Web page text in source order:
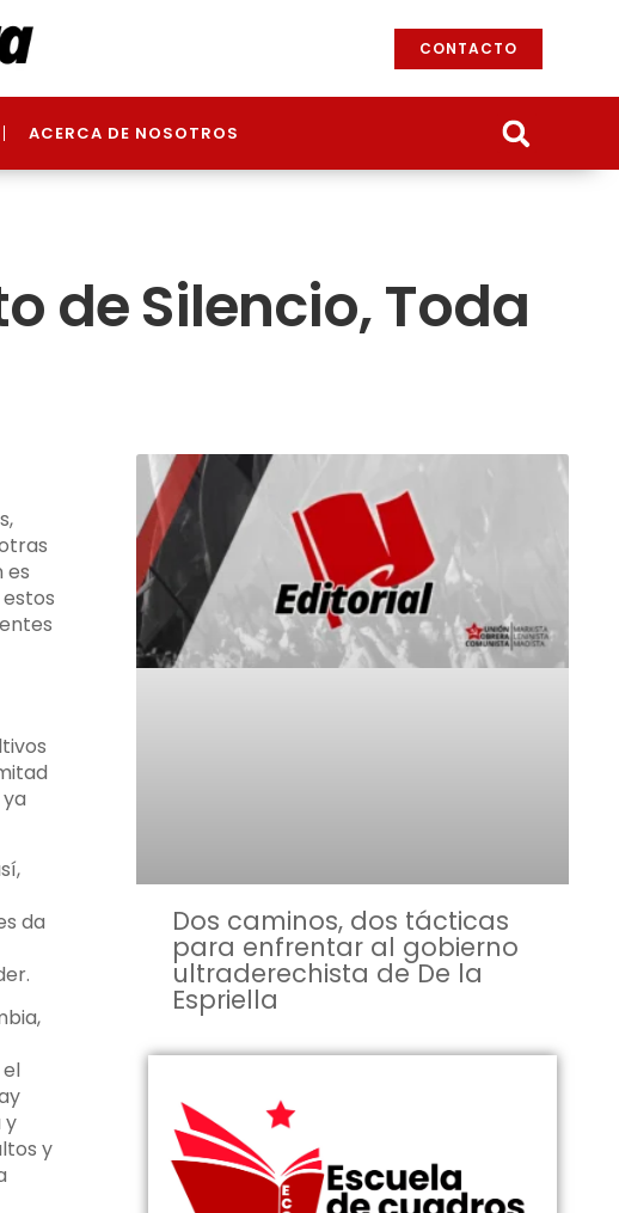
CONTACTO
ACERCA DE NOSOTROS
de Silencio, Toda
es
da
y
y
Dos caminos, dos tácticas
para enfrentar al gobierno
ultraderechista de De la
Espriella